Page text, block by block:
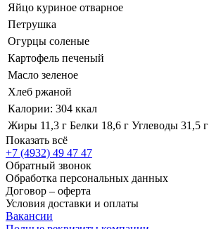
Яйцо куриное отварное
Петрушка
Огурцы соленые
Картофель печеный
Масло зеленое
Хлеб ржаной
Калории: 304 ккал
Жиры 11,3 г Белки 18,6 г Углеводы 31,5 г
Показать всё
+7 (4932) 49 47 47
Обратный звонок
Обработка персональных данных
Договор – оферта
Условия доставки и оплаты
Вакансии